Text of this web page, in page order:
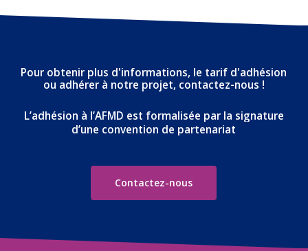
Pour obtenir plus d'informations, le tarif d'adhésion
ou adhérer à notre projet, contactez-nous !
L’adhésion à l’AFMD est formalisée par la signature
d’une convention de partenariat
Contactez-nous